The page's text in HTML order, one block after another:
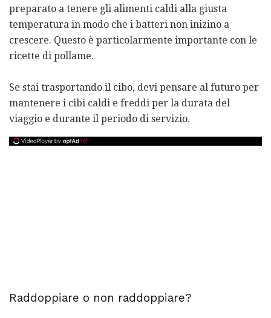
preparato a tenere gli alimenti caldi alla giusta
temperatura in modo che i batteri non inizino a
crescere. Questo è particolarmente importante con le
ricette di pollame.
Se stai trasportando il cibo, devi pensare al futuro per
mantenere i cibi caldi e freddi per la durata del
viaggio e durante il periodo di servizio.
Raddoppiare o non raddoppiare?